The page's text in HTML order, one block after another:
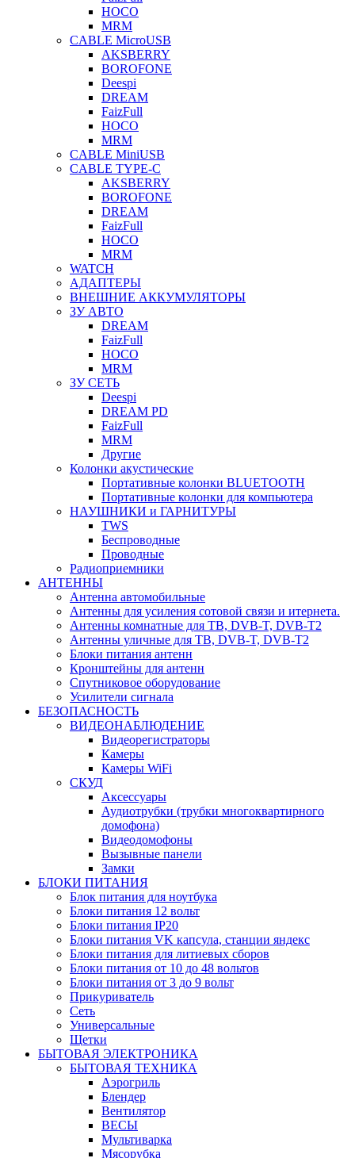
HOCO
MRM
CABLE MicroUSB
AKSBERRY
BOROFONE
Deespi
DREAM
FaizFull
HOCO
MRM
CABLE MiniUSB
CABLE TYPE-C
AKSBERRY
BOROFONE
DREAM
FaizFull
HOCO
MRM
WATCH
АДАПТЕРЫ
ВНЕШНИЕ АККУМУЛЯТОРЫ
ЗУ АВТО
DREAM
FaizFull
HOCO
MRM
ЗУ СЕТЬ
Deespi
DREAM PD
FaizFull
MRM
Другие
Колонки акустические
Портативные колонки BLUETOOTH
Портативные колонки для компьютера
НАУШНИКИ и ГАРНИТУРЫ
TWS
Беспроводные
Проводные
Радиоприемники
АНТЕННЫ
Антенна автомобильные
Антенны для усиления сотовой связи и итернета.
Антенны комнатные для ТВ, DVB-T, DVB-T2
Антенны уличные для ТВ, DVB-T, DVB-T2
Блоки питания антенн
Кронштейны для антенн
Спутниковое оборудование
Усилители сигнала
БЕЗОПАСНОСТЬ
ВИДЕОНАБЛЮДЕНИЕ
Видеорегистраторы
Камеры
Камеры WiFi
СКУД
Аксессуары
Аудиотрубки (трубки многоквартирного
домофона)
Видеодомофоны
Вызывные панели
Замки
БЛОКИ ПИТАНИЯ
Блок питания для ноутбука
Блоки питания 12 вольт
Блоки питания IP20
Блоки питания VK капсула, станции яндекс
Блоки питания для литиевых сборов
Блоки питания от 10 до 48 вольтов
Блоки питания от 3 до 9 вольт
Прикуриватель
Сеть
Универсальные
Щетки
БЫТОВАЯ ЭЛЕКТРОНИКА
БЫТОВАЯ ТЕХНИКА
Аэрогриль
Блендер
Вентилятор
ВЕСЫ
Мультиварка
Мясорубка